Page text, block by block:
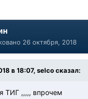
26 октября, 2018
в 18:07, selco сказал:
ТИГ ,,,,, впрочем